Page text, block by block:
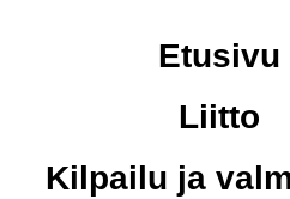
Etusivu
Liitto
Kilpailu ja